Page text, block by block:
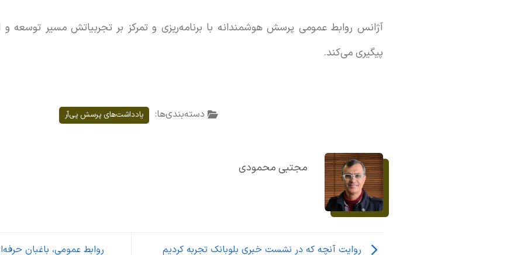
آژانس روابط عمومی پرسش هوشمندانه با برنامه‌ریزی و تمرکز بر تجربیاتش مسیر توسعه و
پیگیری می‌کند.
دسته‌بندی‌ها: یادداشت‌های پرسش پی‌آر
مجتبی محمودی
روایت آنچه که در نشست خبری بلوبانک تجربه کردیم روابط عمومی، باغبان